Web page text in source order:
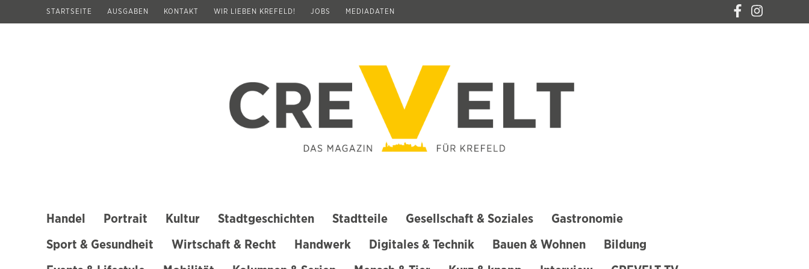
STARTSEITE AUSGABEN KONTAKT WIR LIEBEN KREFELD! JOBS MEDIADATEN
Handel Portrait Kultur Stadtgeschichten Stadtteile Gesellschaft & Soziales Gastronomie
Sport & Gesundheit Wirtschaft & Recht Handwerk Digitales & Technik Bauen & Wohnen Bildung